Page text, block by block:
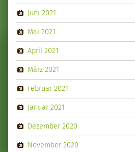
Juni 2021
Mai 2021
April 2021
März 2021
Februar 2021
Januar 2021
Dezember 2020
November 2020